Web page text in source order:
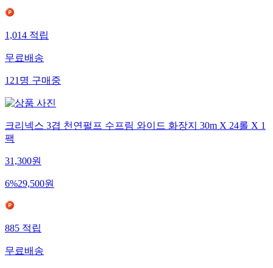
1,014적립
무료배송
121명구매중
크리넥스 3겹 천연펄프 수프림 와이드 화장지 30m X 24롤 X 1
팩
31,300원
6%29,500원
885적립
무료배송